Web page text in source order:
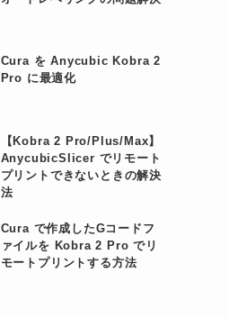
Cura を Anycubic Kobra 2
Pro に最適化
【Kobra 2 Pro/Plus/Max】
AnycubicSlicer でリモート
プリントできないときの解決
法
Cura で作成したGコードフ
ァイルを Kobra 2 Pro でリ
モートプリントする方法